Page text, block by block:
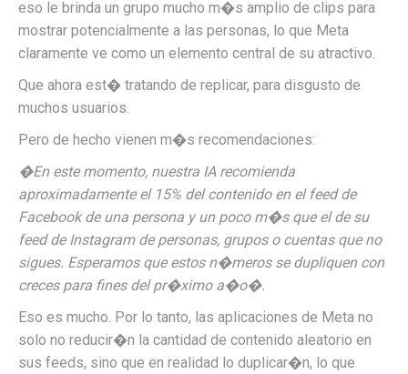
eso le brinda un grupo mucho m�s amplio de clips para
mostrar potencialmente a las personas, lo que Meta
claramente ve como un elemento central de su atractivo.
Que ahora est� tratando de replicar, para disgusto de
muchos usuarios.
Pero de hecho vienen m�s recomendaciones:
�En este momento, nuestra IA recomienda
aproximadamente el 15% del contenido en el feed de
Facebook de una persona y un poco m�s que el de su
feed de Instagram de personas, grupos o cuentas que no
sigues. Esperamos que estos n�meros se dupliquen con
creces para fines del pr�ximo a�o�.
Eso es mucho. Por lo tanto, las aplicaciones de Meta no
solo no reducir�n la cantidad de contenido aleatorio en
sus feeds, sino que en realidad lo duplicar�n, lo que